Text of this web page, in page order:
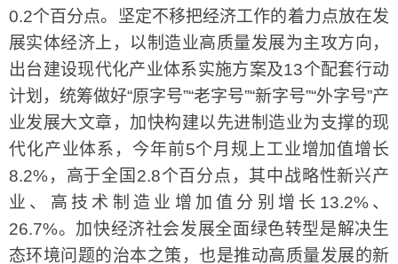
0.2个百分点。坚定不移把经济工作的着力点放在发
展实体经济上，以制造业高质量发展为主攻方向，
出台建设现代化产业体系实施方案及13个配套行动
计划，统筹做好“原字号”“老字号”“新字号”“外字号”产
业发展大文章，加快构建以先进制造业为支撑的现
代化产业体系，今年前5个月规上工业增加值增长
8.2%，高于全国2.8个百分点，其中战略性新兴产
业、高技术制造业增加值分别增长13.2%、
26.7%。加快经济社会发展全面绿色转型是解决生
态环境问题的治本之策，也是推动高质量发展的新